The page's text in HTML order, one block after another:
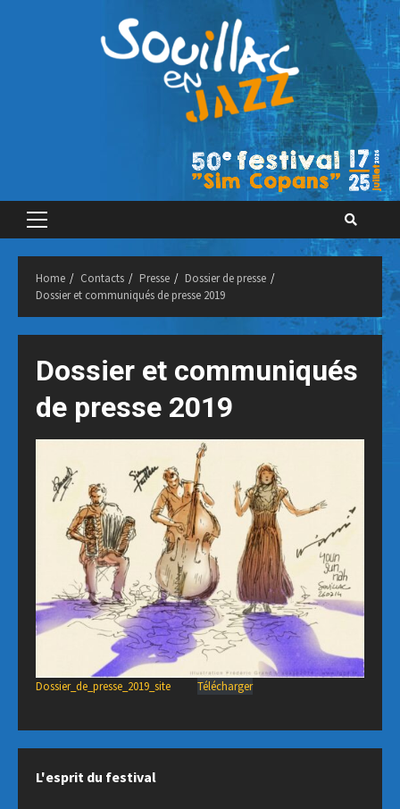
Primary
Home Contacts Presse
Dossier de presse
Dossier et communiqués de presse 2019
Dossier et communiqués
de presse 2019
Dossier_de_presse_2019_site Télécharger
L'esprit du festival